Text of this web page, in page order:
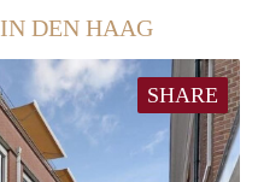
IN DEN HAAG
SHARE